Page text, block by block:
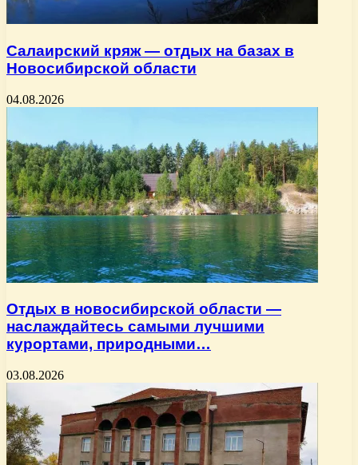
Салаирский кряж — отдых на базах в
Новосибирской области
04.08.2026
Отдых в новосибирской области —
наслаждайтесь самыми лучшими
курортами, природными…
03.08.2026